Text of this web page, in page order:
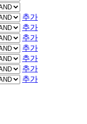
추가
추가
추가
추가
추가
추가
추가